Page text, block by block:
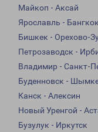
Майкоп - Аксай
Ярославль - Бангкок
Бишкек - Орехово-
Петрозаводск -
Владимир - Санкт-
Буденновск -
Канск - Алексин
Новый Уренгой -
Бузулук - Иркутск